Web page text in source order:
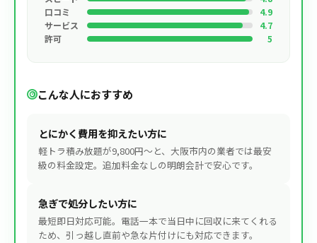
口コミ
4.9
サービス
4.7
許可
5
こんな人におすすめ
とにかく費用を抑えたい方に
軽トラ積み放題が9,800円〜と、大阪市内の業者では最安
級の料金設定。追加料金なしの明朗会計で安心です。
急ぎで処分したい方に
最短即日対応可能。電話一本で当日中に回収に来てくれる
ため、引っ越し直前や急な片付けにも対応できます。